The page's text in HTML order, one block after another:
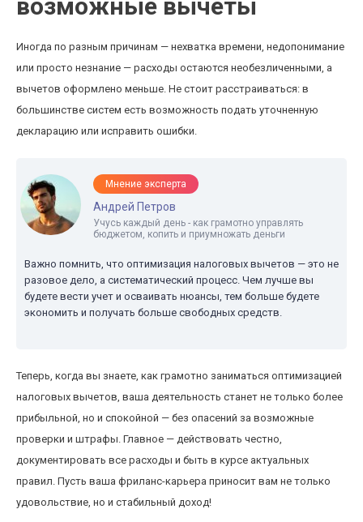
возможные вычеты
Иногда по разным причинам — нехватка времени, недопонимание
или просто незнание — расходы остаются необезличенными, а
вычетов оформлено меньше. Не стоит расстраиваться: в
большинстве систем есть возможность подать уточненную
декларацию или исправить ошибки.
Мнение эксперта
Андрей Петров
Учусь каждый день - как грамотно управлять
бюджетом, копить и приумножать деньги
Важно помнить, что оптимизация налоговых вычетов — это не
разовое дело, а систематический процесс. Чем лучше вы
будете вести учет и осваивать нюансы, тем больше будете
экономить и получать больше свободных средств.
Теперь, когда вы знаете, как грамотно заниматься оптимизацией
налоговых вычетов, ваша деятельность станет не только более
прибыльной, но и спокойной — без опасений за возможные
проверки и штрафы. Главное — действовать честно,
документировать все расходы и быть в курсе актуальных
правил. Пусть ваша фриланс-карьера приносит вам не только
удовольствие, но и стабильный доход!